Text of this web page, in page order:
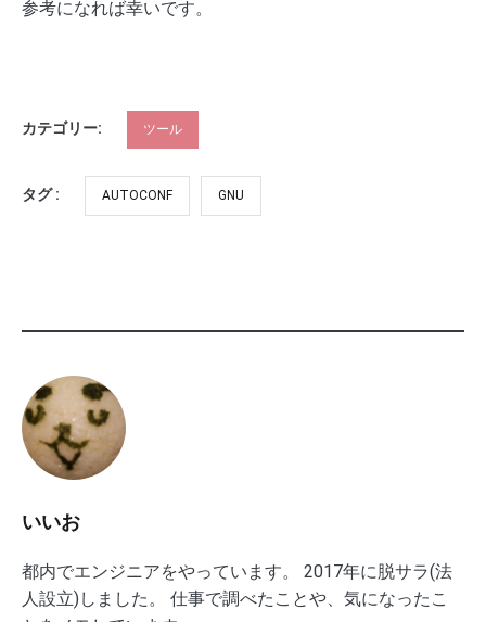
参考になれば幸いです。
カテゴリー: ツール
タグ : AUTOCONF GNU
いいお
都内でエンジニアをやっています。 2017年に脱サラ(法
人設立)しました。 仕事で調べたことや、気になったこ